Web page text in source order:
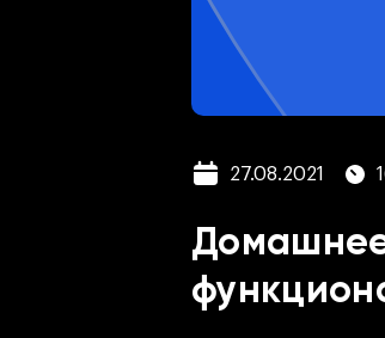
27.08.2021
Домашнее